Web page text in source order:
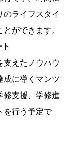
ライフスタイ
ができます。
支えたノウハウ
成に導くマンツ
修支援、学修進
を行う予定で